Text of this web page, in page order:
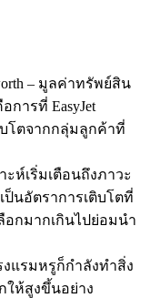
– มูลค่าทรัพย์สิน
ารที่ EasyJet
บโตจากกลุ่มลูกค้าที่
ห์เริ่มเตือนถึงภาวะ
ป็นอัตราการเติบโตที่
อกมากเกินไปย่อมนำ
งแรมหรูก็กำลังทำสิ่ง
ให้สูงขึ้นอย่าง